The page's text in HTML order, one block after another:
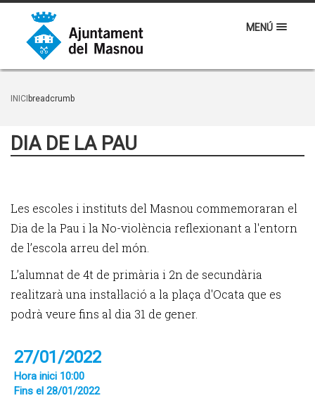
MENÚ
INICI breadcrumb
DIA DE LA PAU
Les escoles i instituts del Masnou commemoraran el
Dia de la Pau i la No-violència reflexionant a l'entorn
de l’escola arreu del món.
L’alumnat de 4t de primària i 2n de secundària
realitzarà una instal·lació a la plaça d'Ocata que es
podrà veure fins al dia 31 de gener.
27/01/2022
Hora inici 10:00
Fins el 28/01/2022